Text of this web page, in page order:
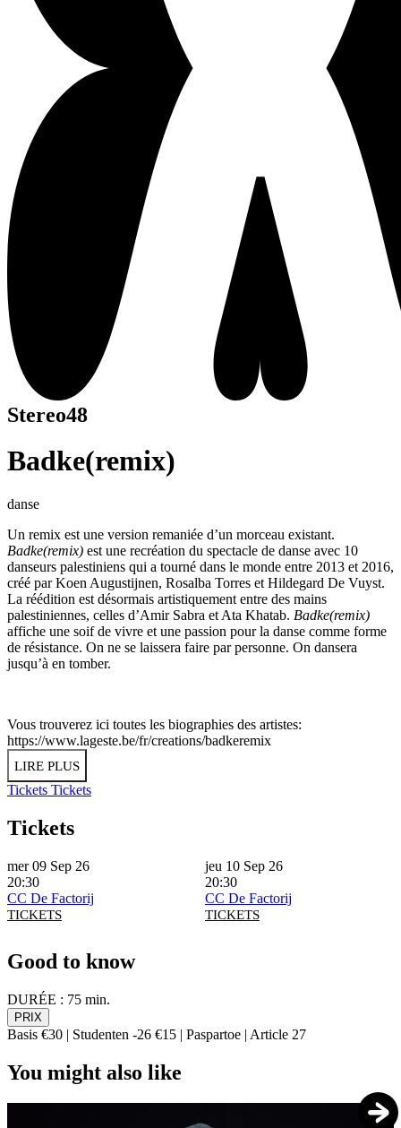
Stereo48
Badke(remix)
danse
Un remix est une version remaniée d’un morceau existant.
Badke(remix) est une recréation du spectacle de danse avec 10
danseurs palestiniens qui a tourné dans le monde entre 2013 et 2016,
créé par Koen Augustijnen, Rosalba Torres et Hildegard De Vuyst.
La réédition est désormais artistiquement entre des mains
palestiniennes, celles d’Amir Sabra et Ata Khatab. Badke(remix)
affiche une soif de vivre et une passion pour la danse comme forme
de résistance. On ne se laissera faire par personne. On dansera
jusqu’à en tomber.
Vous trouverez ici toutes les biographies des artistes:
https://www.lageste.be/fr/creations/badkeremix
LIRE PLUS
Tickets Tickets
Tickets
mer 09 Sep 26
20:30
CC De Factorij
TICKETS
jeu 10 Sep 26
20:30
CC De Factorij
TICKETS
Good to know
DURÉE : 75 min.
PRIX
Basis €30 | Studenten -26 €15 | Paspartoe | Article 27
You might also like